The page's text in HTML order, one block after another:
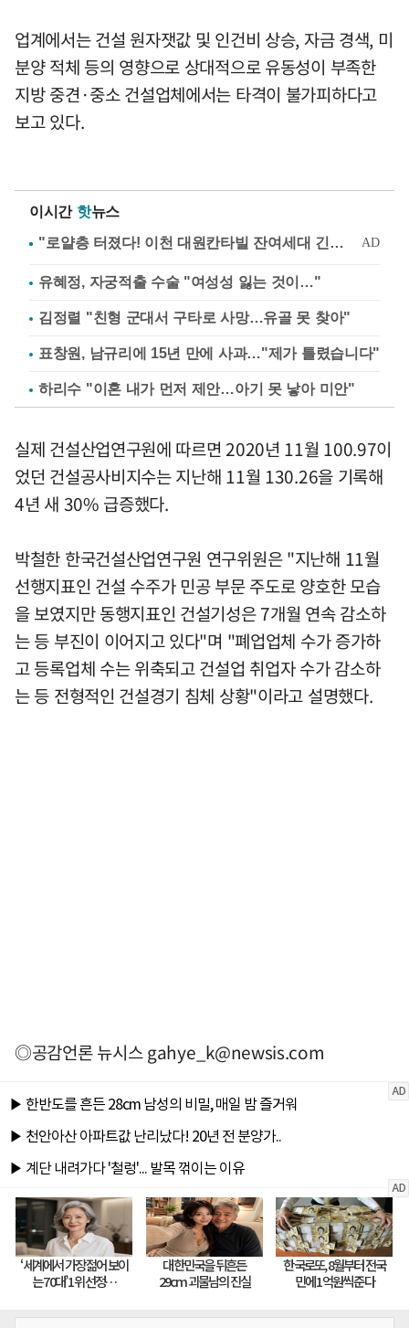
업계에서는 건설 원자잿값 및 인건비 상승, 자금 경색, 미
분양 적체 등의 영향으로 상대적으로 유동성이 부족한
지방 중견·중소 건설업체에서는 타격이 불가피하다고
보고 있다.
이시간 핫뉴스
유혜정, 자궁적출 수술 "여성성 잃는 것이…"
김정렬 "친형 군대서 구타로 사망…유골 못 찾아"
표창원, 남규리에 15년 만에 사과…"제가 틀렸습니다"
하리수 "이혼 내가 먼저 제안…아기 못 낳아 미안"
실제 건설산업연구원에 따르면 2020년 11월 100.97이
었던 건설공사비지수는 지난해 11월 130.26을 기록해
4년 새 30% 급증했다.
박철한 한국건설산업연구원 연구위원은 "지난해 11월
선행지표인 건설 수주가 민공 부문 주도로 양호한 모습
을 보였지만 동행지표인 건설기성은 7개월 연속 감소하
는 등 부진이 이어지고 있다"며 "폐업업체 수가 증가하
고 등록업체 수는 위축되고 건설업 취업자 수가 감소하
는 등 전형적인 건설경기 침체 상황"이라고 설명했다.
◎공감언론 뉴시스gahye_k@newsis.com